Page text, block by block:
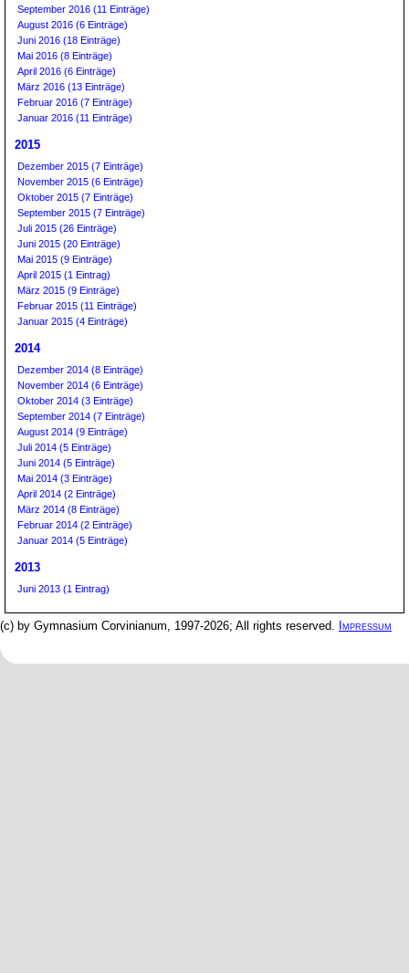
September 2016 (11 Einträge)
August 2016 (6 Einträge)
Juni 2016 (18 Einträge)
Mai 2016 (8 Einträge)
April 2016 (6 Einträge)
März 2016 (13 Einträge)
Februar 2016 (7 Einträge)
Januar 2016 (11 Einträge)
2015
Dezember 2015 (7 Einträge)
November 2015 (6 Einträge)
Oktober 2015 (7 Einträge)
September 2015 (7 Einträge)
Juli 2015 (26 Einträge)
Juni 2015 (20 Einträge)
Mai 2015 (9 Einträge)
April 2015 (1 Eintrag)
März 2015 (9 Einträge)
Februar 2015 (11 Einträge)
Januar 2015 (4 Einträge)
2014
Dezember 2014 (8 Einträge)
November 2014 (6 Einträge)
Oktober 2014 (3 Einträge)
September 2014 (7 Einträge)
August 2014 (9 Einträge)
Juli 2014 (5 Einträge)
Juni 2014 (5 Einträge)
Mai 2014 (3 Einträge)
April 2014 (2 Einträge)
März 2014 (8 Einträge)
Februar 2014 (2 Einträge)
Januar 2014 (5 Einträge)
2013
Juni 2013 (1 Eintrag)
(c) by Gymnasium Corvinianum, 1997-2026; All rights reserved. Impressum